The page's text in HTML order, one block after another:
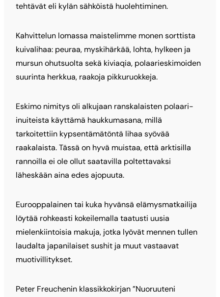
tehtävät eli kylän sähköistä huolehtiminen.
Kahvittelun lomassa maistelimme monen sorttista
kuivalihaa: peuraa, myskihärkää, lohta, hylkeen ja
mursun ohutsuolta sekä kiviaqia, polaarieskimoiden
suurinta herkkua, raakoja pikkuruokkeja.
Eskimo nimitys oli alkujaan ranskalaisten polaari-
inuiteista käyttämä haukkumasana, millä
tarkoitettiin kypsentämätöntä lihaa syövää
raakalaista. Tässä on hyvä muistaa, että arktisilla
rannoilla ei ole ollut saatavilla poltettavaksi
läheskään aina edes ajopuuta.
Eurooppalainen tai kuka hyvänsä elämysmatkailija
löytää rohkeasti kokeilemalla taatusti uusia
mielenkiintoisia makuja, jotka lyövät mennen tullen
laudalta japanilaiset sushit ja muut vastaavat
muotivillitykset.
Peter Freuchenin klassikkokirjan ”Nuoruuteni